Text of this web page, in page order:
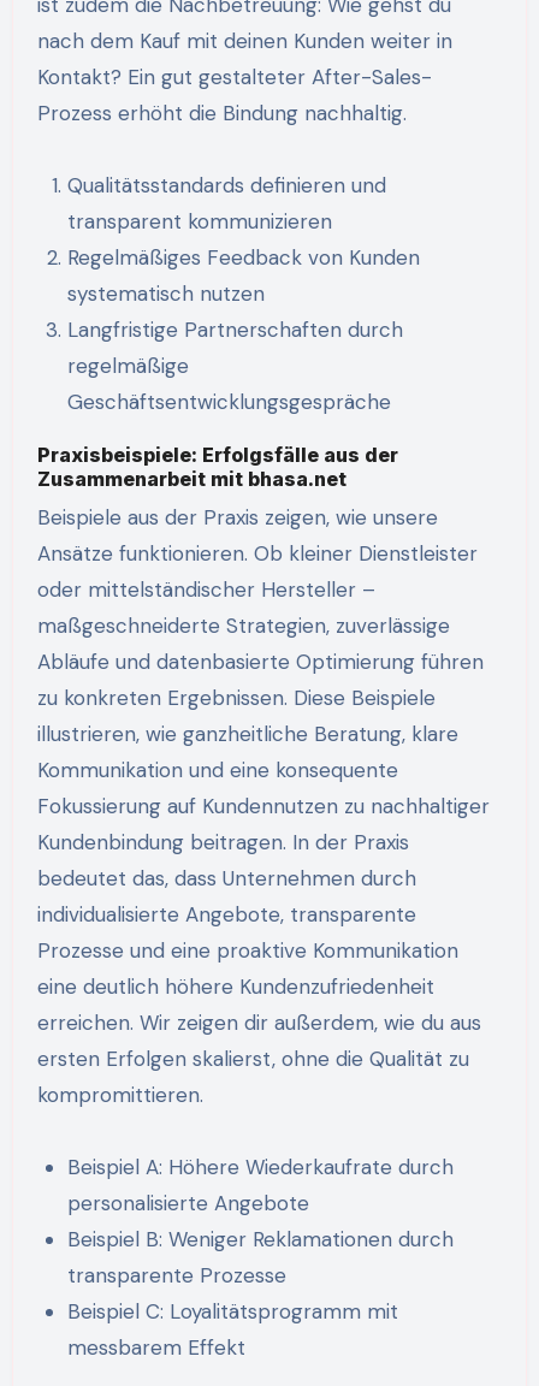
nach dem Kauf mit deinen Kunden weiter in
Kontakt? Ein gut gestalteter After-Sales-
Prozess erhöht die Bindung nachhaltig.
Qualitätsstandards definieren und
transparent kommunizieren
Regelmäßiges Feedback von Kunden
systematisch nutzen
Langfristige Partnerschaften durch
regelmäßige
Geschäftsentwicklungsgespräche
Praxisbeispiele: Erfolgsfälle aus der
Zusammenarbeit mit bhasa.net
Beispiele aus der Praxis zeigen, wie unsere
Ansätze funktionieren. Ob kleiner Dienstleister
oder mittelständischer Hersteller –
maßgeschneiderte Strategien, zuverlässige
Abläufe und datenbasierte Optimierung führen
zu konkreten Ergebnissen. Diese Beispiele
illustrieren, wie ganzheitliche Beratung, klare
Kommunikation und eine konsequente
Fokussierung auf Kundennutzen zu nachhaltiger
Kundenbindung beitragen. In der Praxis
bedeutet das, dass Unternehmen durch
individualisierte Angebote, transparente
Prozesse und eine proaktive Kommunikation
eine deutlich höhere Kundenzufriedenheit
erreichen. Wir zeigen dir außerdem, wie du aus
ersten Erfolgen skalierst, ohne die Qualität zu
kompromittieren.
Beispiel A: Höhere Wiederkaufrate durch
personalisierte Angebote
Beispiel B: Weniger Reklamationen durch
transparente Prozesse
Beispiel C: Loyalitätsprogramm mit
messbarem Effekt